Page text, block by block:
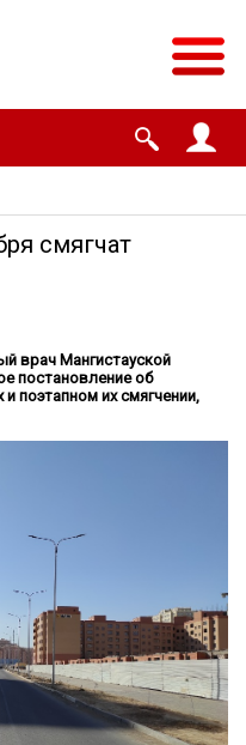
смягчат
врач Мангистауской
постановление об
поэтапном их смягчении,